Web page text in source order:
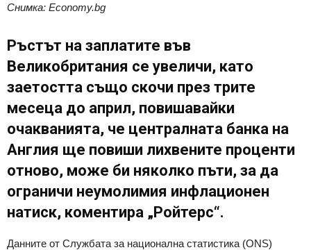
Снимка: Economy.bg
Ръстът на заплатите във
Великобритания се увеличи, като
заетостта също скочи през трите
месеца до април, повишавайки
очакванията, че централната банка на
Англия ще повиши лихвените проценти
отново, може би няколко пъти, за да
ограничи неумолимия инфлационен
натиск, коментира „Ройтерс“.
Данните от Службата за национална статистика (ONS)